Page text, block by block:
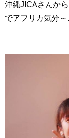
沖縄JICAさんか
でアフリカ気分～